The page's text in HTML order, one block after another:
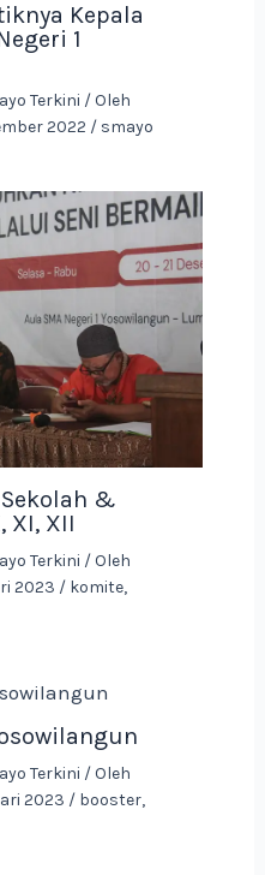
Kepala
1
Terkini / Oleh
2022 / smayo
&
XI, XII
Terkini / Oleh
2023 / komite,
Terkini / Oleh
2023 / booster,